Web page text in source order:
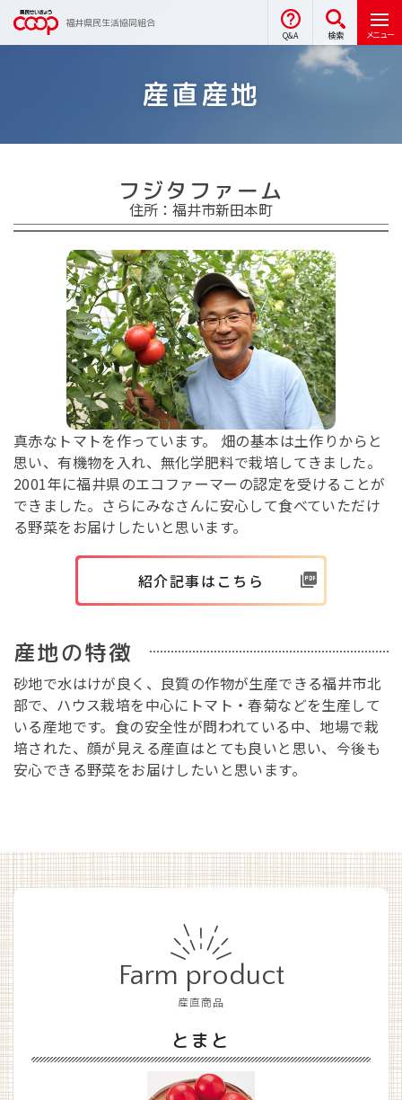
福井県民生活協同組合
Q&A 検索 メニュー
産直産地
フジタファーム
住所：福井市新田本町
真赤なトマトを作っています。 畑の基本は土作りからと
思い、有機物を入れ、無化学肥料で栽培してきました。
2001年に福井県のエコファーマーの認定を受けることが
できました。さらにみなさんに安心して食べていただけ
る野菜をお届けしたいと思います。
紹介記事はこちら
産地の特徴
砂地で水はけが良く、良質の作物が生産できる福井市北
部で、ハウス栽培を中心にトマト・春菊などを生産して
いる産地です。食の安全性が問われている中、地場で栽
培された、顔が見える産直はとても良いと思い、今後も
安心できる野菜をお届けしたいと思います。
Farm product
産直商品
とまと